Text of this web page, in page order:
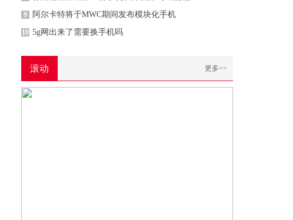
9 阿尔卡特将于MWC期间发布模块化手机
10 5g网出来了需要换手机吗
滚动 更多>>